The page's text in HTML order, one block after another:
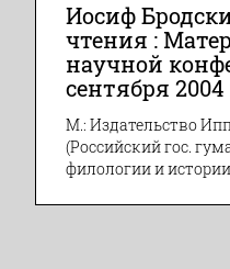
Иосиф
чтения :
научной
сентября
М.: Издательство
(Российский гос.
филологии и